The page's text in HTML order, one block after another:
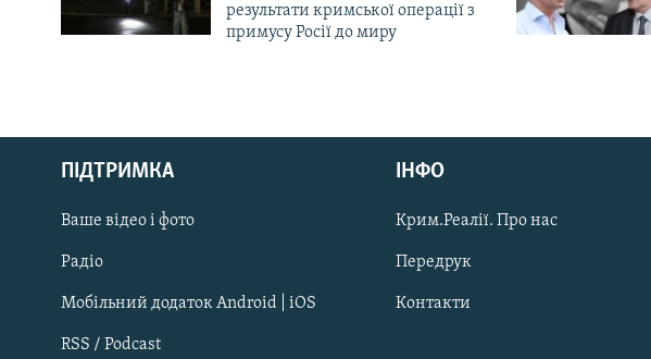
Русский
Qırımtatar
ДОЛУЧАЙСЯ!
результати кримської операції з
примусу Росії до миру
ПІДТРИМКА
Ваше відео і фото
Радіо
Мобільний додаток Android | iOS
RSS / Podcast
ІНФО
Крим.Реалії. Про нас
Передрук
Контакти